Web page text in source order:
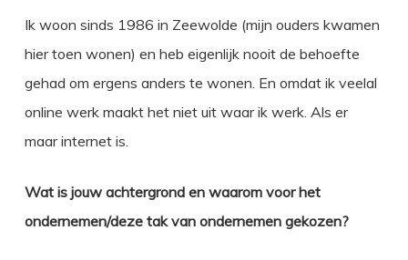
Ik woon sinds 1986 in Zeewolde (mijn ouders kwamen
hier toen wonen) en heb eigenlijk nooit de behoefte
gehad om ergens anders te wonen. En omdat ik veelal
online werk maakt het niet uit waar ik werk. Als er
maar internet is.
Wat is jouw achtergrond en waarom voor het
ondernemen/deze tak van ondernemen gekozen?